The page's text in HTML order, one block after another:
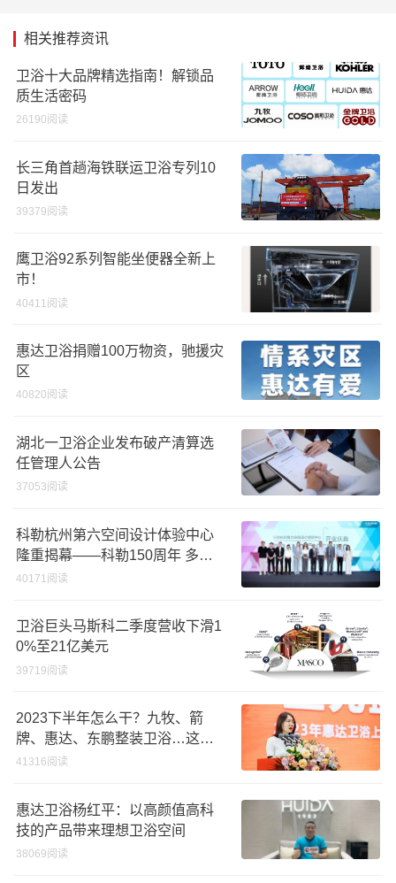
相关推荐资讯
卫浴十大品牌精选指南！解锁品
质生活密码
26190阅读
长三角首趟海铁联运卫浴专列10
日发出
39379阅读
鹰卫浴92系列智能坐便器全新上
市！
40411阅读
惠达卫浴捐赠100万物资，驰援灾
区
40820阅读
湖北一卫浴企业发布破产清算选
任管理人公告
37053阅读
科勒杭州第六空间设计体验中心
隆重揭幕——科勒150周年 多维
诠释优雅生活美学
40171阅读
卫浴巨头马斯科二季度营收下滑1
0%至21亿美元
39719阅读
2023下半年怎么干？九牧、箭
牌、惠达、东鹏整装卫浴…这样
说
41316阅读
惠达卫浴杨红平：以高颜值高科
技的产品带来理想卫浴空间
38069阅读